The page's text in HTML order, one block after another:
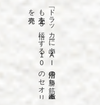
「ド
ラ
ッ
カ
ーに
学ぶ
A
I
活用の
勝ち
筋
中小企業で
も
売上を
5
倍に
す
る
1
0
の
セ
オ
リ
ー」
を
発売